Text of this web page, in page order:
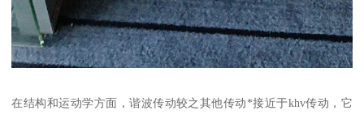
在结构和运动学方面，谐波传动较之其他传动*接近于khv传动，它